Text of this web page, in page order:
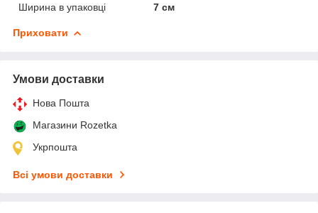
Ширина в упаковці
7 см
Приховати
Умови доставки
Нова Пошта
Магазини Rozetka
Укрпошта
Всі умови доставки